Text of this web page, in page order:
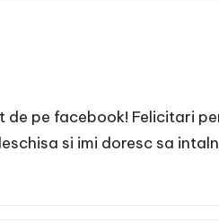
pe facebook! Felicitari
si imi doresc sa